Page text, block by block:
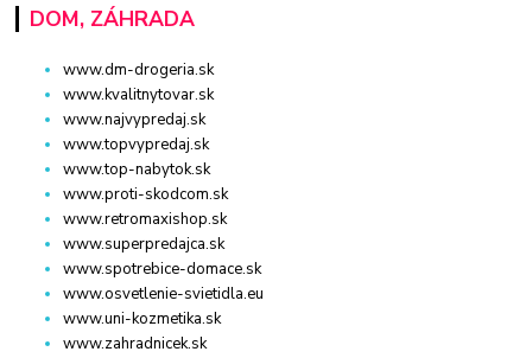
DOM, ZÁHRADA
www.dm-drogeria.sk
www.kvalitnytovar.sk
www.najvypredaj.sk
www.topvypredaj.sk
www.top-nabytok.sk
www.proti-skodcom.sk
www.retromaxishop.sk
www.superpredajca.sk
www.spotrebice-domace.sk
www.osvetlenie-svietidla.eu
www.uni-kozmetika.sk
www.zahradnicek.sk